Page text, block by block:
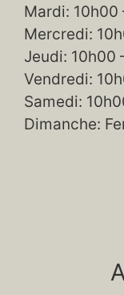
Mardi: 10h00
Mercredi:
Jeudi: 10h00
Vendredi:
Samedi:
Dimanche: